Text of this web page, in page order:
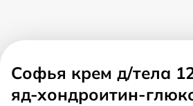
Софья крем д/тела
яд-хондроитин-